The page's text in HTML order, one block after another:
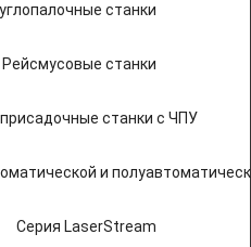
станки
Рейсмусовые станки
станки с ЧПУ
и
Серия LaserStream